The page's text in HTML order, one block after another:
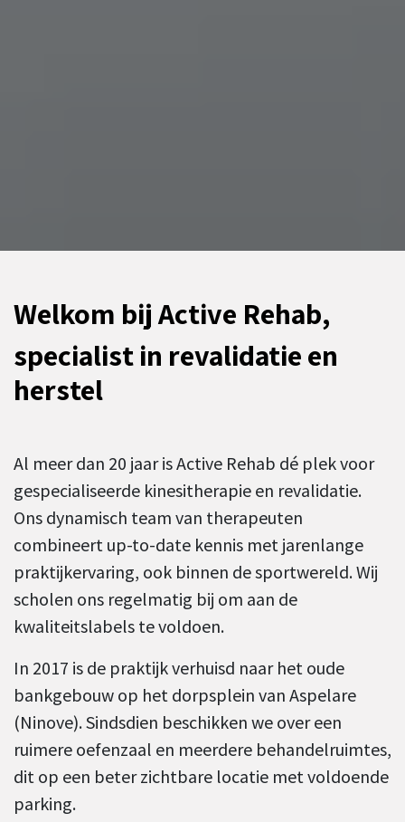
Welkom bij Active Rehab,
specialist in revalidatie en
herstel
Al meer dan 20 jaar is Active Rehab dé plek voor
gespecialiseerde kinesitherapie en revalidatie.
Ons dynamisch team van therapeuten
combineert up-to-date kennis met jarenlange
praktijkervaring, ook binnen de sportwereld. Wij
scholen ons regelmatig bij om aan de
kwaliteitslabels te voldoen.
In 2017 is de praktijk verhuisd naar het oude
bankgebouw op het dorpsplein van Aspelare
(Ninove). Sindsdien beschikken we over een
ruimere oefenzaal en meerdere behandelruimtes,
dit op een beter zichtbare locatie met voldoende
parking.